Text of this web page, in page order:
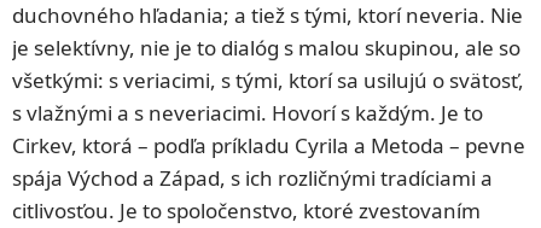
duchovného hľadania; a tiež s tými, ktorí neveria. Nie
je selektívny, nie je to dialóg s malou skupinou, ale so
všetkými: s veriacimi, s tými, ktorí sa usilujú o svätosť,
s vlažnými a s neveriacimi. Hovorí s každým. Je to
Cirkev, ktorá – podľa príkladu Cyrila a Metoda – pevne
spája Východ a Západ, s ich rozličnými tradíciami a
citlivosťou. Je to spoločenstvo, ktoré zvestovaním